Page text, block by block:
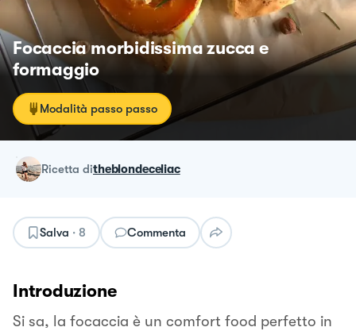
Focaccia morbidissima zucca e
formaggio
Modalità passo passo
ricetta ditheblondeceliac
Salva · 8 Commenta
Introduzione
Si sa, la focaccia è un comfort food perfetto in